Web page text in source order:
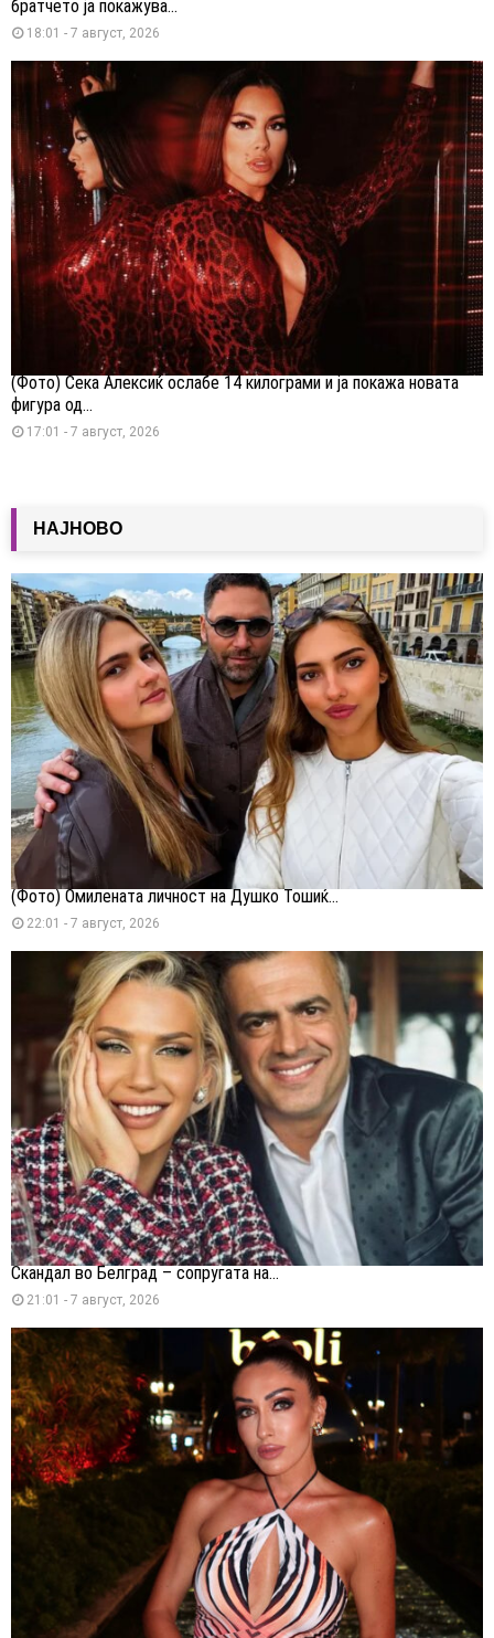
братчето ја покажува...
18:01 - 7 август, 2026
(Фото) Сека Алексиќ ослабе 14 килограми и ја покажа новата
фигура од...
17:01 - 7 август, 2026
НАЈНОВО
(Фото) Омилената личност на Душко Тошиќ...
22:01 - 7 август, 2026
Скандал во Белград – сопругата на...
21:01 - 7 август, 2026